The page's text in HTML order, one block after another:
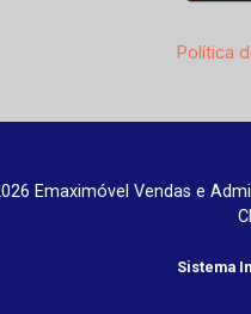
Política
Emaximóvel Vendas e
Sistema